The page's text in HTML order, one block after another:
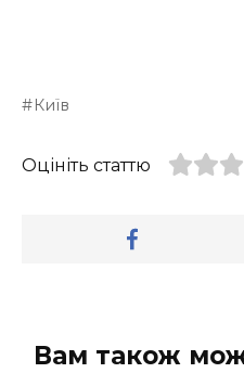
Київ
Оцініть статтю
Вам також